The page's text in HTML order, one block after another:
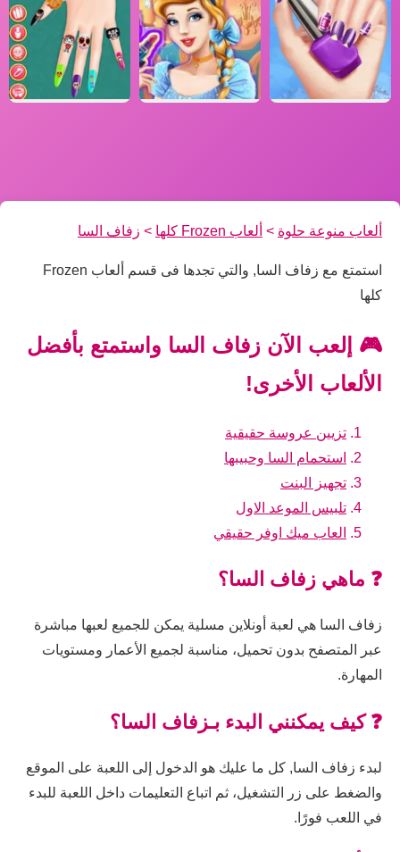
ألعاب منوعة حلوة > ألعاب Frozen كلها > زفاف السا
استمتع مع زفاف السا, والتي تجدها فى قسم ألعاب Frozen
كلها
🎮 إلعب الآن زفاف السا واستمتع بأفضل
الألعاب الأخرى!
تزيين عروسة حقيقية
استحمام السا وحبيبها
تجهيز البنت
تلبيس الموعد الاول
العاب ميك اوفر حقيقي
❓ ماهي زفاف السا؟
زفاف السا هي لعبة أونلاين مسلية يمكن للجميع لعبها مباشرة
عبر المتصفح بدون تحميل، مناسبة لجميع الأعمار ومستويات
المهارة.
❓ كيف يمكنني البدء بـزفاف السا؟
لبدء زفاف السا, كل ما عليك هو الدخول إلى اللعبة على الموقع
والضغط على زر التشغيل، ثم اتباع التعليمات داخل اللعبة للبدء
في اللعب فورًا.